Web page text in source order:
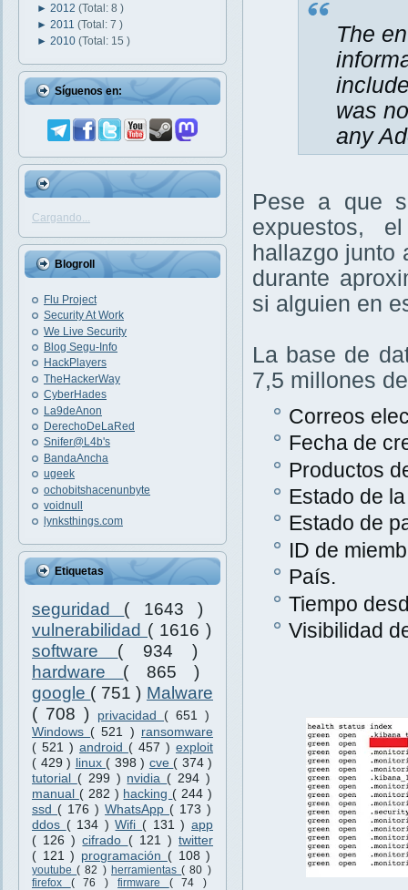
► 2012 (Total: 8 )
► 2011 (Total: 7 )
► 2010 (Total: 15 )
Síguenos en:
Cargando...
Blogroll
Flu Project
Security At Work
We Live Security
Blog Segu-Info
HackPlayers
TheHackerWay
CyberHades
La9deAnon
DerechoDeLaRed
Snifer@L4b's
BandaAncha
ugeek
ochobitshacenunbyte
voidnull
lynksthings.com
Etiquetas
seguridad ( 1643 )
vulnerabilidad ( 1616 )
software ( 934 )
hardware ( 865 )
google ( 751 ) Malware
( 708 )
privacidad ( 651 )
Windows ( 521 ) ransomware
( 521 ) android ( 457 ) exploit
( 429 ) linux ( 398 ) cve ( 374 )
tutorial ( 299 ) nvidia ( 294 )
manual ( 282 ) hacking ( 244 )
ssd ( 176 ) WhatsApp ( 173 )
ddos ( 134 )Wifi ( 131 ) app
( 126 )cifrado ( 121 )twitter
( 121 ) programación ( 108 )
youtube( 82 ) herramientas( 80 )
firefox ( 76 ) firmware ( 74 )
The
was
any
Pese a que
expuestos,
hallazgo junto
durante
si alguien en
La base de
7,5 millones
Correos
Fecha de
Productos
Estado de
Estado de
ID de
País.
Tiempo
Visibilidad